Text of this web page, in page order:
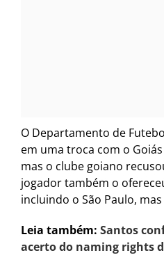
O Departamento de
em uma troca com o
mas o clube goiano
jogador também o
incluindo o São Paulo,
Leia também: Santos
acerto do naming rights